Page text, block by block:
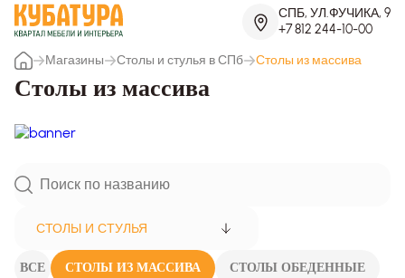
СПБ, УЛ.ФУЧИКА, 9
+7 812 244-10-00
Магазины
Столы и стулья в СПб Столы из массива
Столы из массива
СТОЛЫ И СТУЛЬЯ
ВСЕ СТОЛЫ ИЗ МАССИВА СТОЛЫ ОБЕДЕННЫЕ